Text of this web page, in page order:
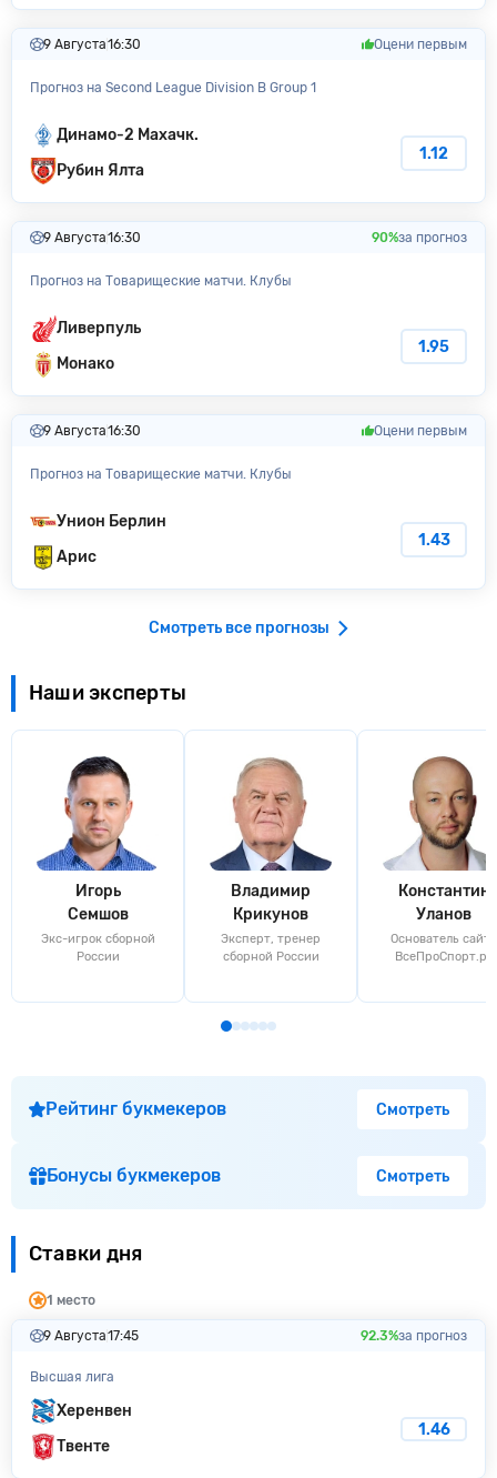
9 Августа16:30 Оцени первым
Прогноз на Second League Division B Group 1
Динамо-2 Махачк.
Рубин Ялта
1.12
9 Августа16:30 90%за прогноз
Прогноз на Товарищеские матчи. Клубы
Ливерпуль
Монако
1.95
9 Августа16:30 Оцени первым
Прогноз на Товарищеские матчи. Клубы
Унион Берлин
Арис
1.43
Смотреть все прогнозы
Наши эксперты
Игорь
Семшов
Экс-игрок сборной
России
Владимир
Крикунов
Эксперт, тренер
сборной России
Константин
Уланов
Основатель сайта
ВсеПроСпорт.ру
Рейтинг букмекеров Смотреть
Бонусы букмекеров Смотреть
Ставки дня
1 место
9 Августа17:45 92.3%за прогноз
Высшая лига
Херенвен
Твенте
1.46